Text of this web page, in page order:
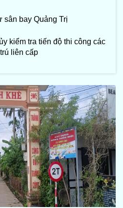
sân bay Quảng Trị
kiểm tra tiến độ thi công các
liên cấp